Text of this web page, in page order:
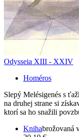
Odysseia XIII - XXIV
Homéros
Slepý Melésigenés s
na druhej strane si
ktorí sa ho snažili
Knihabrožovaná